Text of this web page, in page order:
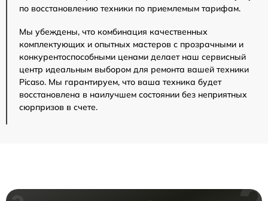
по восстановлению техники по приемлемым тарифам.
Мы убеждены, что комбинация качественных
комплектующих и опытных мастеров с прозрачными и
конкурентоспособными ценами делает наш сервисный
центр идеальным выбором для ремонта вашей техники
Picaso. Мы гарантируем, что ваша техника будет
восстановлена в наилучшем состоянии без неприятных
сюрпризов в счете.